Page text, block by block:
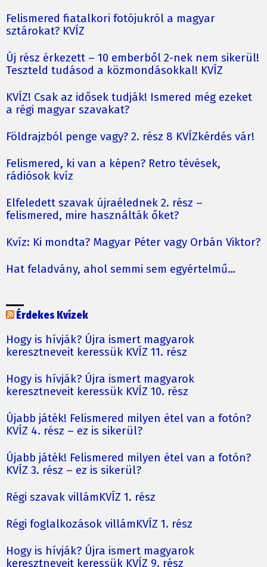
Felismered fiatalkori fotójukról a magyar
sztárokat? KVÍZ
Új rész érkezett – 10 emberből 2-nek nem sikerül!
Teszteld tudásod a közmondásokkal! KVÍZ
KVÍZ! Csak az idősek tudják! Ismered még ezeket
a régi magyar szavakat?
Földrajzból penge vagy? 2. rész 8 KVÍZkérdés vár!
Felismered, ki van a képen? Retro tévések,
rádiósok kvíz
Elfeledett szavak újraélednek 2. rész –
felismered, mire használták őket?
Kvíz: Ki mondta? Magyar Péter vagy Orbán Viktor?
Hat feladvány, ahol semmi sem egyértelmű…
Érdekes Kvízek
Hogy is hívják? Újra ismert magyarok
keresztneveit keressük KVÍZ 11. rész
Hogy is hívják? Újra ismert magyarok
keresztneveit keressük KVÍZ 10. rész
Újabb játék! Felismered milyen étel van a fotón?
KVÍZ 4. rész – ez is sikerül?
Újabb játék! Felismered milyen étel van a fotón?
KVÍZ 3. rész – ez is sikerül?
Régi szavak villámKVÍZ 1. rész
Régi foglalkozások villámKVÍZ 1. rész
Hogy is hívják? Újra ismert magyarok
keresztneveit keressük KVÍZ 9. rész